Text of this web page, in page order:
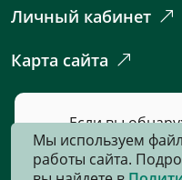
Личный кабинет
Карта сайта
Если вы
или
сюдаи
Мы используем
работы сайта.